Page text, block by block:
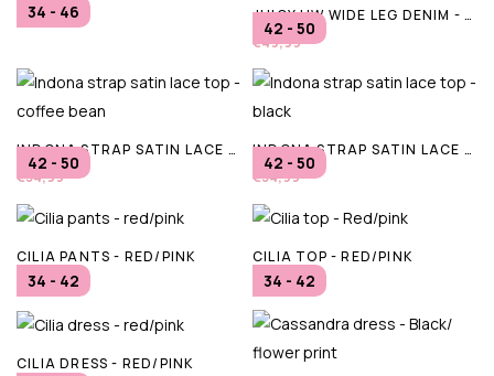
34 - 46
€99,95
42 - 50
JUICY HW WIDE LEG DENIM - GREY DENIM
€49,99
42 - 50
INDONA STRAP SATIN LACE TOP - COFFEE BEAN
€34,99
42 - 50
INDONA STRAP SATIN LACE TOP - BLACK
€34,99
34 - 42
CILIA PANTS - RED/PINK
€69,00
34 - 42
CILIA TOP - RED/PINK
€53,00
CILIA DRESS - RED/PINK